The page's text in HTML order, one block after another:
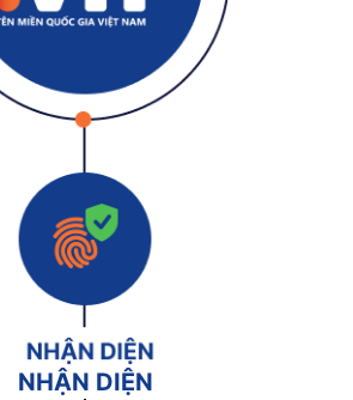
NHẬN DIỆN